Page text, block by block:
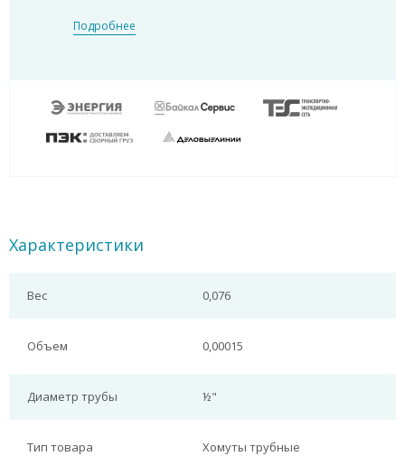
Подробнее
Характеристики
Вес 0,076
Объем 0,00015
Диаметр трубы ½"
Тип товара Хомуты трубные